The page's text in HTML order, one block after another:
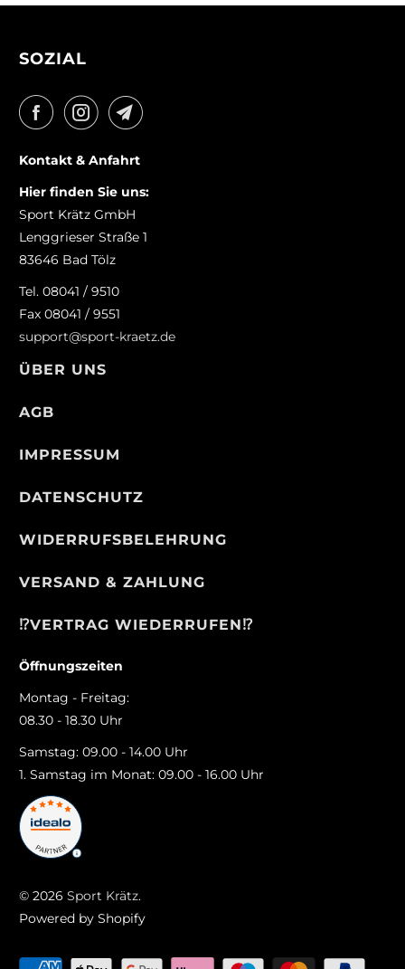
SOZIAL
Kontakt & Anfahrt
Hier finden Sie uns:
Sport Krätz GmbH
Lenggrieser Straße 1
83646 Bad Tölz
Tel. 08041 / 9510
Fax 08041 / 9551
support@sport-kraetz.de
ÜBER UNS
AGB
IMPRESSUM
DATENSCHUTZ
WIDERRUFSBELEHRUNG
VERSAND & ZAHLUNG
⁉️VERTRAG WIEDERRUFEN⁉️
Öffnungszeiten
Montag - Freitag:
08.30 - 18.30 Uhr
Samstag: 09.00 - 14.00 Uhr
1. Samstag im Monat: 09.00 - 16.00 Uhr
© 2026Sport Krätz.
Powered by Shopify